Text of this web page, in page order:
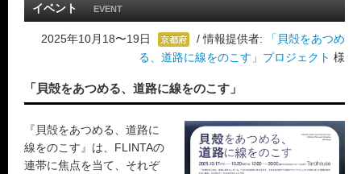
イベント EVENT
2025年10月18〜19日 京都府 / 情報提供者:
「貝殻をあつめ
る、道路に線をのこす」プロジェクト 様
「貝殻をあつめる、道路に線をのこす」
『貝殻をあつめる、道路に
線をのこす』は、FLINTAの
連帯に焦点を当て、それぞ